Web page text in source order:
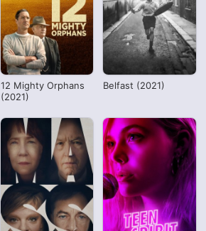
12 Mighty Orphans
(2021)
Belfast (2021)